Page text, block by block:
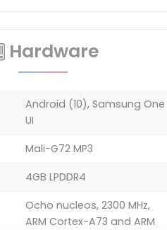
Hardware
Android (10), Samsung One
UI
Mali-G72 MP3
4GB LPDDR4
Ocho nucleos, 2300 MHz,
ARM Cortex-A73 and ARM